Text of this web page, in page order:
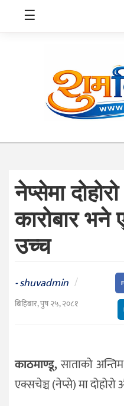
स्वास्थ्य
शिक्षा
संघीय
प्रविधि
जीवनशैली
दर्शन
/
संस्कृति
राजनीति
☰
नेप्सेमा
कारोबार भने
उच्च
-shuvadmin /
बिहिबार, पुष २५, २०८१
काठमाण्डू,साताको
एक्सचेञ्च (नेप्से) मा